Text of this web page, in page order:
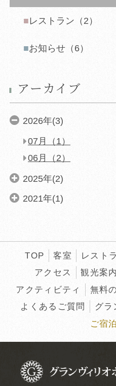
レストラン（2）
お知らせ（6）
アーカイブ
2026年(3)
07月（1）
06月（2）
2025年(2)
2021年(1)
TOP 客室 レスト
アクセス
観光案内
アクティビティ
無料
よくあるご質問
グラ
ご宿